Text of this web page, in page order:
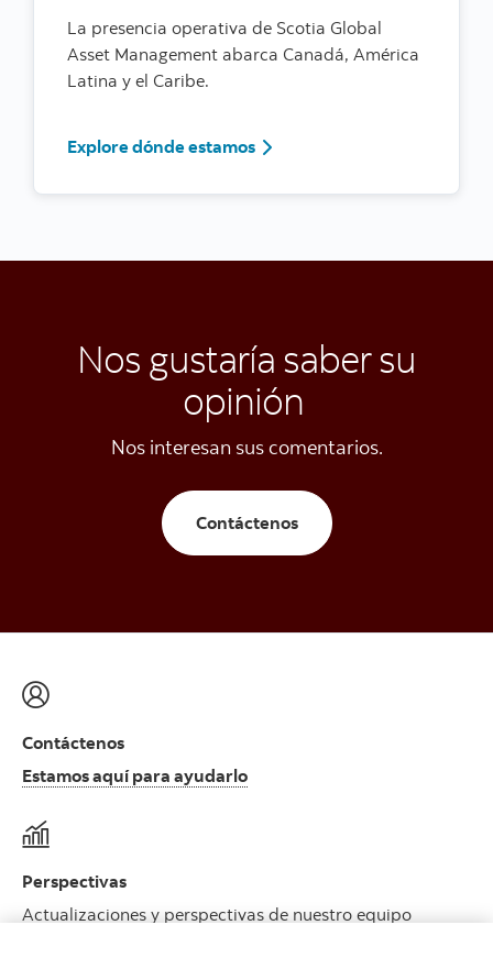
La presencia operativa de Scotia Global
Asset Management abarca Canadá, América
Latina y el Caribe.
Explore dónde estamos
Nos gustaría saber su
opinión
Nos interesan sus comentarios.
Contáctenos
Contáctenos
Estamos aquí para ayudarlo
Perspectivas
Actualizaciones y perspectivas de nuestro equipo